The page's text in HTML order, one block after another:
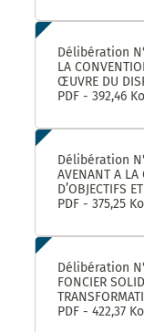
Délibération
LA
ŒUVRE DU
ROULER A
PDF - 392,46 Ko
Délibération
AVENANT A LA
D’OBJECTIFS
FEDERATION
CULTURE
CONVENTION
POUR LA
PDF - 375,25 Ko
Délibération
FONCIER
COOPERATIVE
PDF - 422,37 Ko